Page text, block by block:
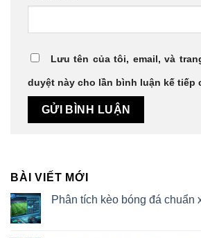
Lưu tên của tôi, email, và
duyệt này cho lần bình luận kế tiếp
BÀI VIẾT MỚI
Phân tích kèo bóng đá